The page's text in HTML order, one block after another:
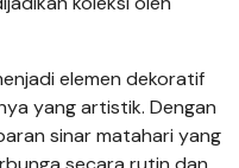
elemen dekoratif
yang artistik. Dengan
sinar matahari yang